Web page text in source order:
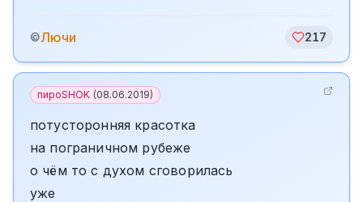
©Лючи 217
пироSHOK (08.06.2019)
потусторонняя красотка
на пограничном рубеже
о чём то с духом сговорилась
уже